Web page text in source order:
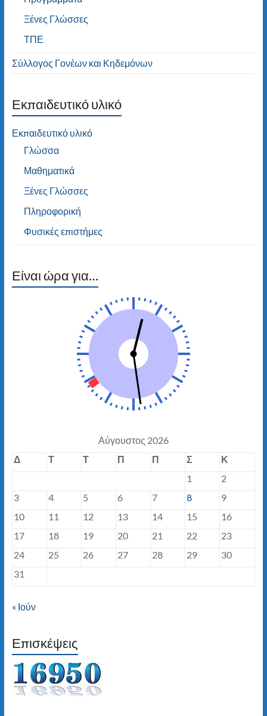
Ξένες Γλώσσες
ΤΠΕ
Σύλλογος Γονέων και Κηδεμόνων
Εκπαιδευτικό υλικό
Εκπαιδευτικό υλικό
Γλώσσα
Μαθηματικά
Ξένες Γλώσσες
Πληροφορική
Φυσικές επιστήμες
Είναι ώρα για…
Αύγουστος 2026
Δ
Τ Τ Π Π Σ
Κ
1
2
3
4 5 6 7 8
9
10
11 12 13 14 15
16
17
18 19 20 21 22
23
24
25 26 27 28 29
30
31
« Ιούν
Επισκέψεις